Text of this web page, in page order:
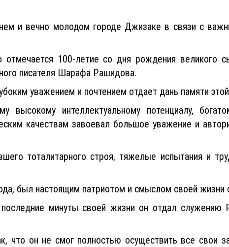
и вечно молодом городе Джизаке в связи с
100-летие со дня рождения великого
писателя Шарафа Рашидова.
уважением и почтением отдает дань памяти
высокому интеллектуальному потенциалу,
качествам завоевал большое уважение и
тоталитарного строя, тяжелые испытания и
был настоящим патриотом и смыслом своей жизни
минуты своей жизни он отдал служению
что он не смог полностью осуществить все свои